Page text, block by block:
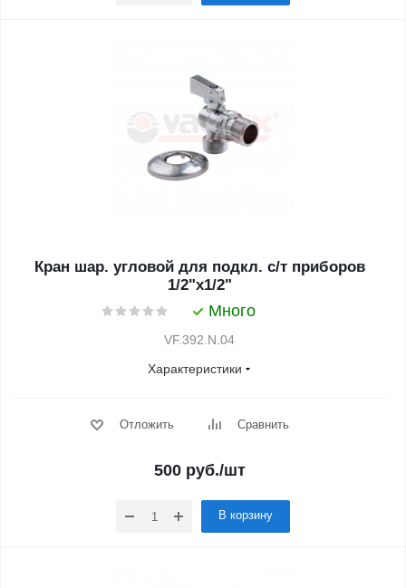
Кран шар. угловой для подкл. с/т приборов
1/2"х1/2"
Много
VF.392.N.04
Характеристики
Отложить Сравнить
500 руб./шт
В корзину